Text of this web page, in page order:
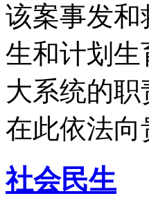
该案事发
生和计划
大系统的
在此依法
社会民生